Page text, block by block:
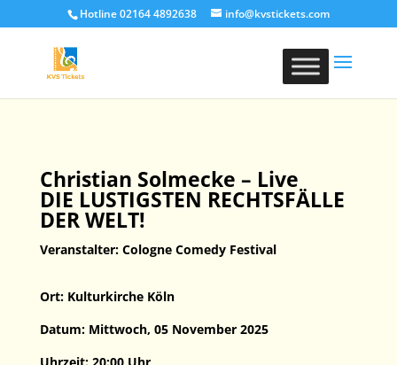
Hotline 02164 4892638 info@kvstickets.com
Christian Solmecke – Live
DIE LUSTIGSTEN RECHTSFÄLLE
DER WELT!
Veranstalter: Cologne Comedy Festival
Ort: Kulturkirche Köln
Datum: Mittwoch, 05 November 2025